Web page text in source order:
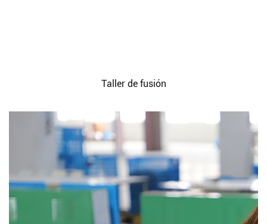
Taller de fusión